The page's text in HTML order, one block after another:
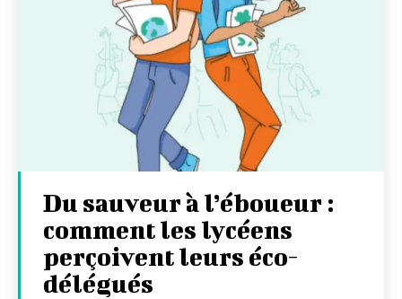
Du sauveur à l’éboueur :
comment les lycéens
perçoivent leurs éco-
délégués